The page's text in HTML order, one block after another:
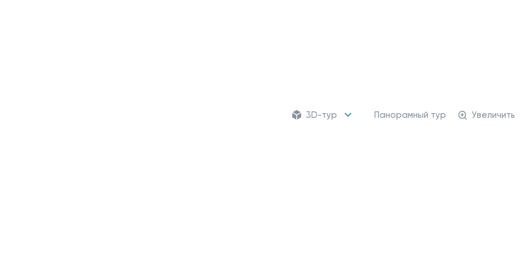
3D-тур Панорамный тур Увеличить